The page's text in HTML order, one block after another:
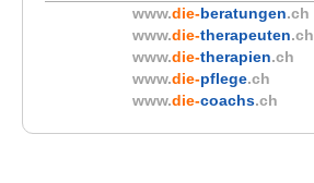
www.die-beratungen.ch
www.die-therapeuten.ch
www.die-therapien.ch
www.die-pflege.ch
www.die-coachs.ch